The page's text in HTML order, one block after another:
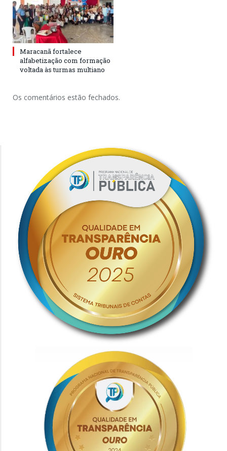
Maracanã fortalece
alfabetização com formação
voltada às turmas multiano
Os comentários estão fechados.